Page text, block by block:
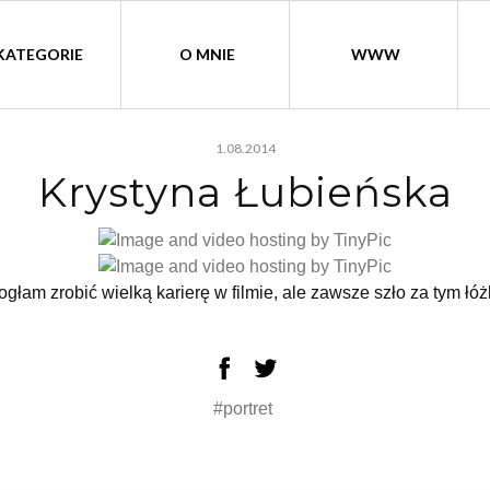
O MNIE WWW
1.08.2014
Krystyna Łubieńska
zrobić wielką karierę w filmie, ale zawsze szło za tym
#portret